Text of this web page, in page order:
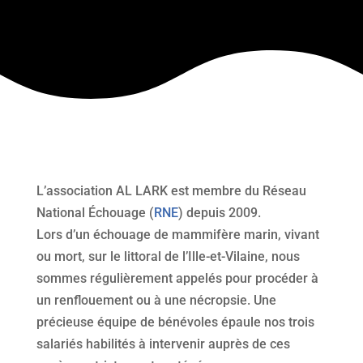
L’association AL LARK est membre du Réseau
National Échouage (RNE) depuis 2009.
Lors d’un échouage de mammifère marin, vivant
ou mort, sur le littoral de l’Ille-et-Vilaine, nous
sommes régulièrement appelés pour procéder à
un renflouement ou à une nécropsie. Une
précieuse équipe de bénévoles épaule nos trois
salariés habilités à intervenir auprès de ces